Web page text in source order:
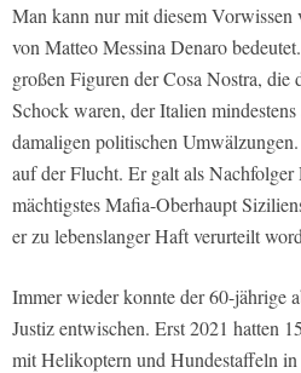
Man kann nur mit diesem Vorwissen
von Matteo Messina Denaro
großen Figuren der Cosa Nostra, die
Schock waren, der Italien
damaligen politischen
auf der Flucht. Er galt als Nachfolger
mächtigstes Mafia-Oberhaupt
er zu lebenslanger Haft verurteilt
Immer wieder konnte der 60-jährige
Justiz entwischen. Erst 2021 hatten
mit Helikoptern und Hundestaffeln